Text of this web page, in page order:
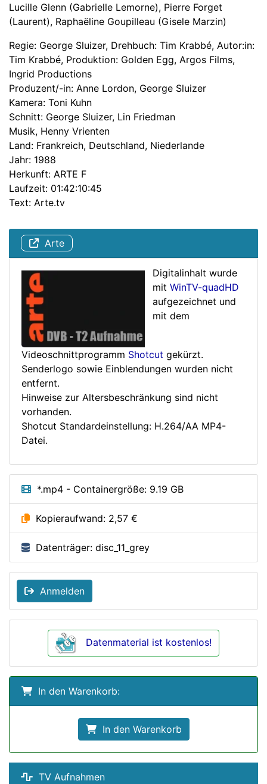
Lucille Glenn (Gabrielle Lemorne), Pierre Forget
(Laurent), Raphaëline Goupilleau (Gisele Marzin)
Regie: George Sluizer, Drehbuch: Tim Krabbé, Autor:in:
Tim Krabbé, Produktion: Golden Egg, Argos Films,
Ingrid Productions
Produzent/-in: Anne Lordon, George Sluizer
Kamera: Toni Kuhn
Schnitt: George Sluizer, Lin Friedman
Musik, Henny Vrienten
Land: Frankreich, Deutschland, Niederlande
Jahr: 1988
Herkunft: ARTE F
Laufzeit: 01:42:10:45
Text: Arte.tv
Arte
Digitalinhalt wurde
mit WinTV-quadHD
aufgezeichnet und
mit dem
Videoschnittprogramm Shotcut gekürzt.
Senderlogo sowie Einblendungen wurden nicht
entfernt.
Hinweise zur Altersbeschränkung sind nicht
vorhanden.
Shotcut Standardeinstellung: H.264/AA MP4-
Datei.
*.mp4 - Containergröße: 9.19 GB
Kopieraufwand: 2,57 €
Datenträger: disc_11_grey
Anmelden
Datenmaterial ist kostenlos!
In den Warenkorb:
In den Warenkorb
TV Aufnahmen